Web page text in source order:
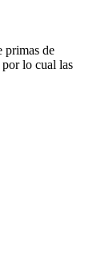
primas de
lo cual las